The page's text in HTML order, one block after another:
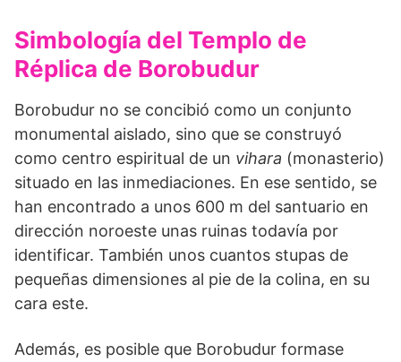
Simbología del Templo de
Réplica de Borobudur
Borobudur no se concibió como un conjunto
monu­mental aislado, sino que se construyó
como centro espi­ritual de un vihara (monasterio)
situado en las inme­diaciones. En ese sentido, se
han encontrado a unos 600 m del santuario en
dirección noroeste unas ruinas todavía por
identificar. También unos cuantos stupas de
peque­ñas dimensiones al pie de la colina, en su
cara este.
Ade­más, es posible que Borobudur formase